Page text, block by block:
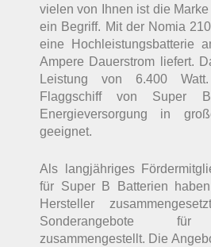
vielen von Ihnen ist die
ein Begriff. Mit der Nomia
eine Hochleistungsbatterie
Ampere Dauerstrom liefert.
Leistung von 6.400
Flaggschiff von Super
Energieversorgung in
geeignet.
Als langjähriges
für Super B Batterien
Hersteller
Sonderangebote für
zusammengestellt. Die